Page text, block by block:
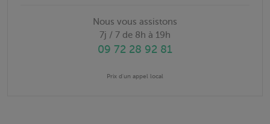
Nous vous assistons
7j / 7 de 8h à 19h
09 72 28 92 81
Prix d'un appel local